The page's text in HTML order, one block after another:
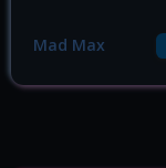
Mad Max